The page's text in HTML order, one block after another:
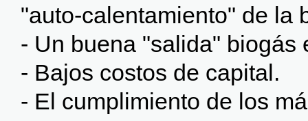
"auto-calentamiento" de la
- Un buena "salida" biogás
- Bajos costos de capital.
- El cumplimiento de los